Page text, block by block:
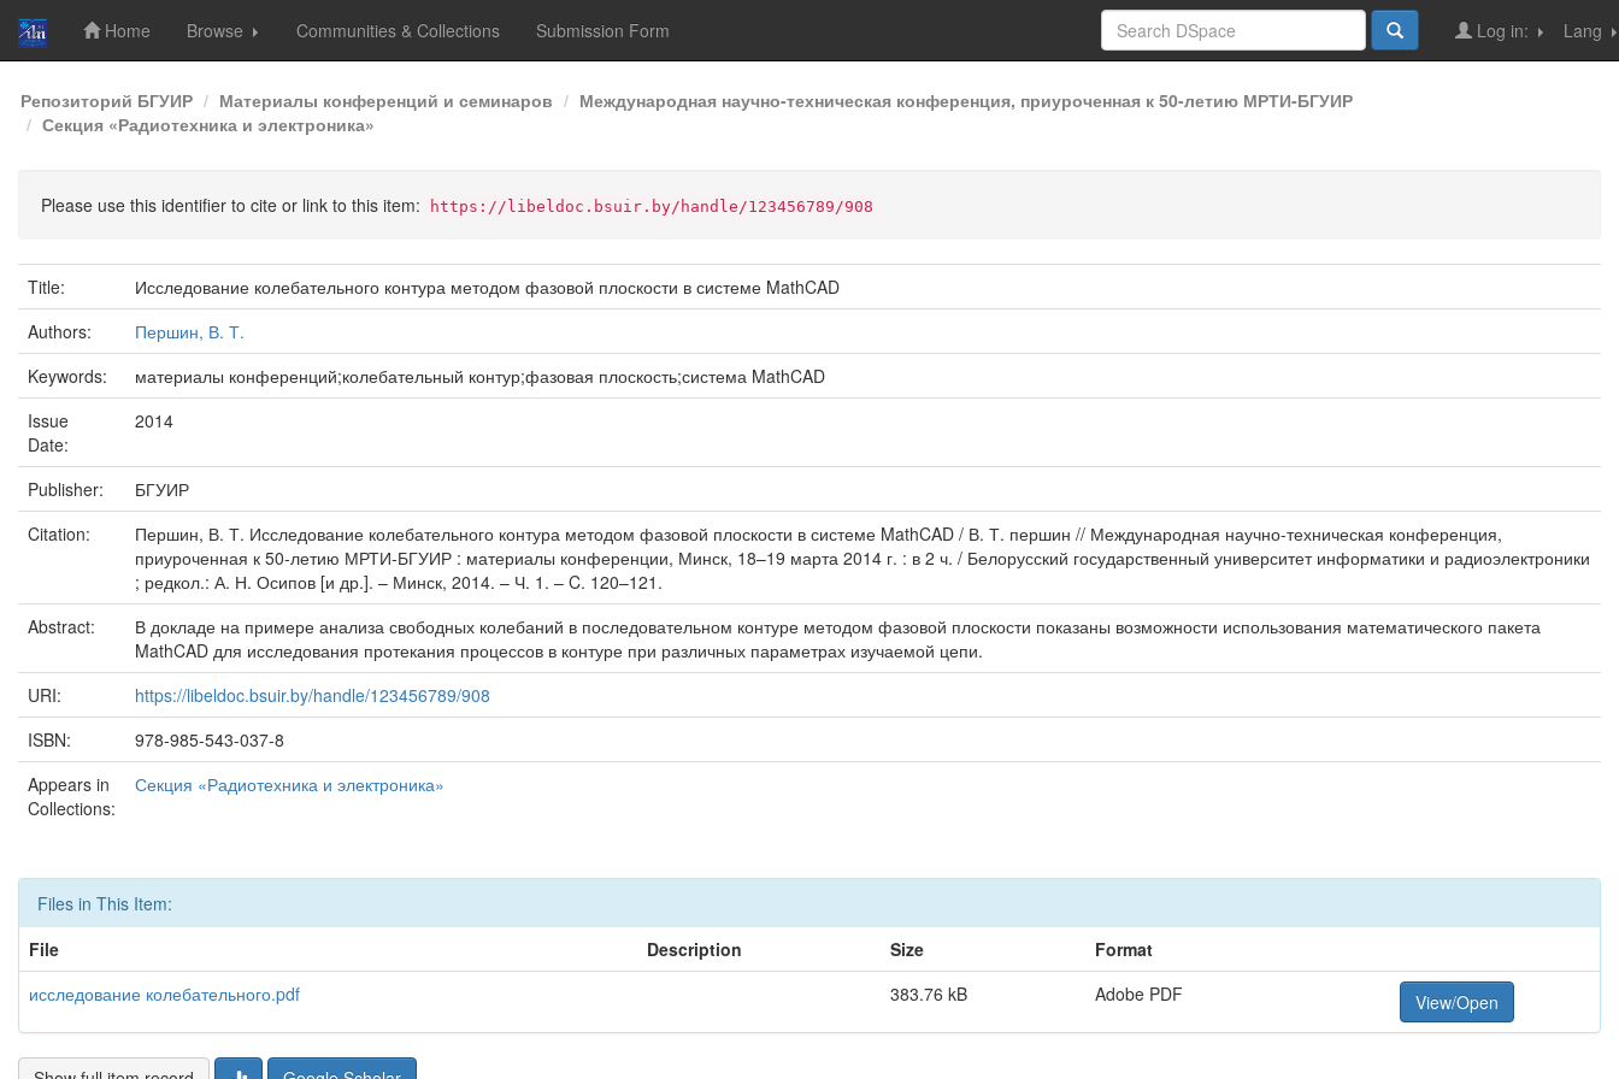
Skip
navigation
Home Browse Communities & Collections Submission Form Lang
Log in:
Репозиторий БГУИР Материалы конференций и семинаров
Международная научно-техническая конференция, приуроченная к 50-летию МРТИ-БГУИР
Секция «Радиотехника и электроника»
Please use this identifier to cite or link to this item: https://libeldoc.bsuir.by/handle/123456789/908
Title:
Исследование колебательного контура методом фазовой плоскости в системе MathCAD
Authors:
Першин, В. Т.
Keywords:
материалы конференций;колебательный контур;фазовая плоскость;система MathCAD
Issue
Date:
2014
Publisher:
БГУИР
Citation:
Першин, В. Т. Исследование колебательного контура методом фазовой плоскости в системе MathCAD / В. Т. першин // Международная научно-техническая конференция,
приуроченная к 50-летию МРТИ-БГУИР : материалы конференции, Минск, 18–19 марта 2014 г. : в 2 ч. / Белорусский государственный университет информатики и радиоэлектроники
; редкол.: А. Н. Осипов [и др.]. – Минск, 2014. – Ч. 1. – C. 120–121.
Abstract:
В докладе на примере анализа свободных колебаний в последовательном контуре методом фазовой плоскости показаны возможности использования математического пакета
MathCAD для исследования протекания процессов в контуре при различных параметрах изучаемой цепи.
URI:
https://libeldoc.bsuir.by/handle/123456789/908
ISBN:
978-985-543-037-8
Appears in
Collections:
Секция «Радиотехника и электроника»
Files in This Item:
File
Description Size
Format
исследование колебательного.pdf
383.76 kB Adobe PDF View/Open